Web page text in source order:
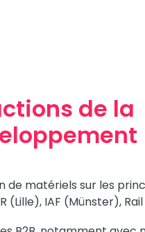
de la
de matériels sur les
(Lille), IAF (Münster),